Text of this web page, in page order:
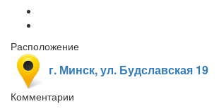
Расположение
г. Минск, ул. Будславская 19
Комментарии